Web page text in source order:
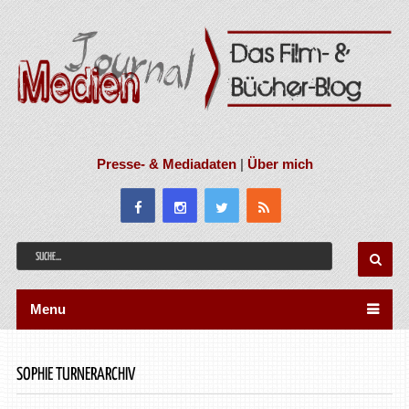
Presse- & Mediadaten|Über mich
Menu
SOPHIE TURNERARCHIV